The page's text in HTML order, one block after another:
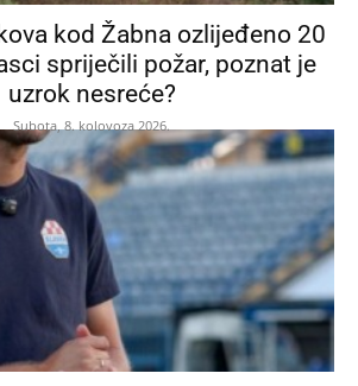
kod Žabna ozlijeđeno 20
spriječili požar, poznat je
uzrok nesreće?
Subota, 8. kolovoza 2026.